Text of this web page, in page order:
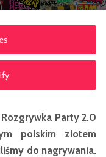
Party 2.0
polskim zlotem
do nagrywania.